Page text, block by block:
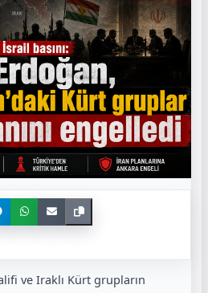
ve Iraklı Kürt grupların